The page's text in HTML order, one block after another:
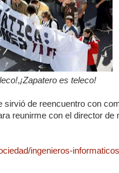
,¡Zapatero es teleco!
de reencuentro con
reunirme con el director de
ingenieros-